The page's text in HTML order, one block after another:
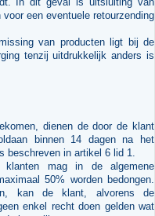
een eventuele retourzending
van producten ligt bij de
tenzij uitdrukkelijk anders is
dienen de door de klant
binnen 14 dagen na het
beschreven in artikel 6 lid 1.
mag in de algemene
50% worden bedongen.
kan de klant, alvorens de
enkel recht doen gelden wat